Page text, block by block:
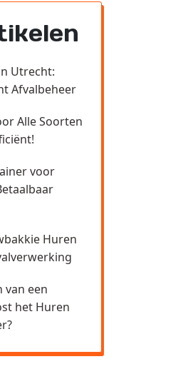
Utrecht:
Afvalbeheer
Alle Soorten
voor
Huren
van een
het Huren